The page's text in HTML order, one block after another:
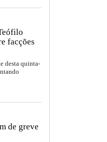
facções
desta quinta-
de greve